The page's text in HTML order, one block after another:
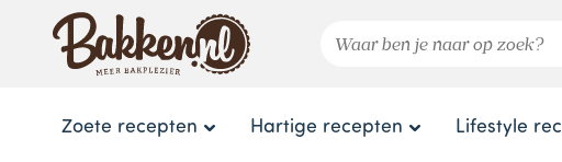
Zoete recepten Hartige recepten Lifestyle